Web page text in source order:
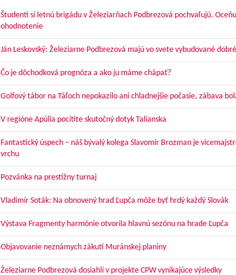
Študenti si letnú brigádu v Železiarňach Podbrezová pochvaľujú.
ohodnotenie
Ján Leskovský: Železiarne Podbrezová majú vo svete vybudované
Čo je dôchodková prognóza a ako ju máme chápať?
Golfový tábor na Táľoch nepokazilo ani chladnejšie počasie, zábava
V regióne Apúlia pocítite skutočný dotyk Talianska
Fantastický úspech – náš bývalý kolega Slavomír Brozman je
vrchu
Pozvánka na prestížny turnaj
Vladimír Soták: Na obnovený hrad Ľupča môže byť hrdý každý Slovák
Výstava Fragmenty harmónie otvorila hlavnú sezónu na hrade Ľupča
Objavovanie neznámych zákutí Muránskej planiny
Železiarne Podbrezová dosiahli v projekte CPW vynikajúce výsledky